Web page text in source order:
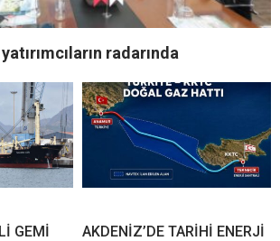
radarında
GEMİ
AKDENİZ’DE TARİHİ ENERJİ